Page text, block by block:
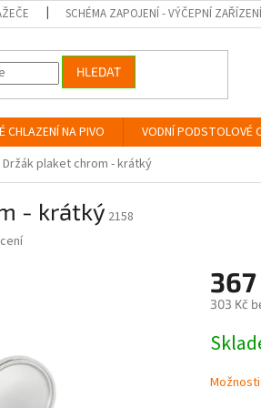
SCHÉMA ZAPOJENÍ - VÝČEPNÍ ZAŘÍZENÍ
HLEDAT
CHLAZENÍ NA PIVO VODNÍ PODSTOLOVÉ
Držák plaket chrom - krátký
- krátký 2158
367
303 Kč
cena: